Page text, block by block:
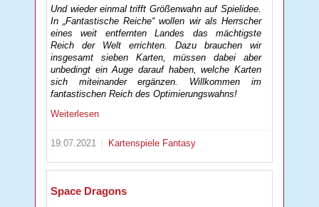
Und wieder einmal trifft Größenwahn auf Spielidee.
In „Fantastische Reiche“ wollen wir als Herrscher
eines weit entfernten Landes das mächtigste
Reich der Welt errichten. Dazu brauchen wir
insgesamt sieben Karten, müssen dabei aber
unbedingt ein Auge darauf haben, welche Karten
sich miteinander ergänzen. Willkommen im
fantastischen Reich des Optimierungswahns!
Weiterlesen
19.07.2021 Kartenspiele Fantasy
Space Dragons